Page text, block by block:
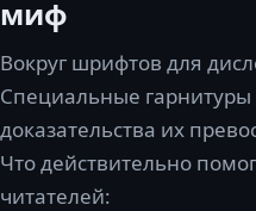
миф
Вокруг шрифтов для
Специальные гарнитуры
доказательства их
Что действительно
читателей: